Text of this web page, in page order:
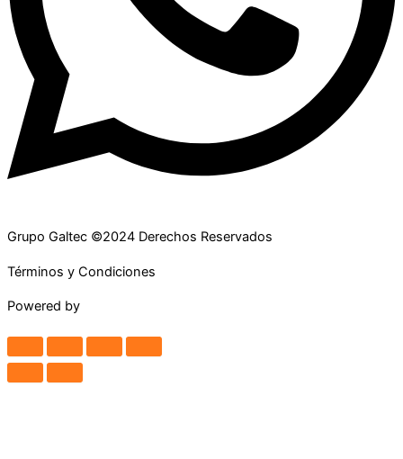
Grupo Galtec ©2024 Derechos Reservados
Términos y Condiciones
Powered by